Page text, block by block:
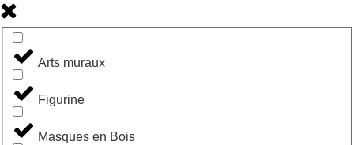
Arts muraux
Figurine
Masques en Bois